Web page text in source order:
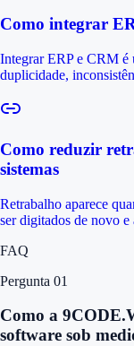
Como integrar
Integrar ERP e CRM é
duplicidade,
Como reduzir
sistemas
Retrabalho aparece
ser digitados de novo
FAQ
Pergunta 01
Como a
software sob